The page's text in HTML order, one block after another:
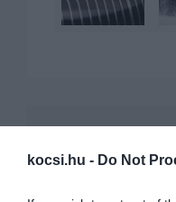
kocsi.hu - Do Not